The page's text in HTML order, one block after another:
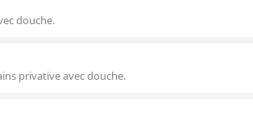
douche.
privative avec douche.